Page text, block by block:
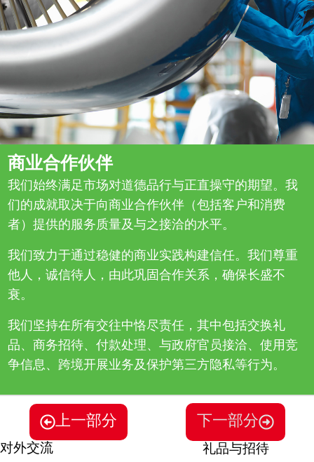
商业合作伙伴
我们始终满足市场对道德品行与正直操守的期望。我
们的成就取决于向商业合作伙伴（包括客户和消费
者）提供的服务质量及与之接洽的水平。
我们致力于通过稳健的商业实践构建信任。我们尊重
他人，诚信待人，由此巩固合作关系，确保长盛不
衰。
我们坚持在所有交往中恪尽责任，其中包括交换礼
品、商务招待、付款处理、与政府官员接洽、使用竞
争信息、跨境开展业务及保护第三方隐私等行为。
上一部分
对外交流
下一部分
礼品与招待